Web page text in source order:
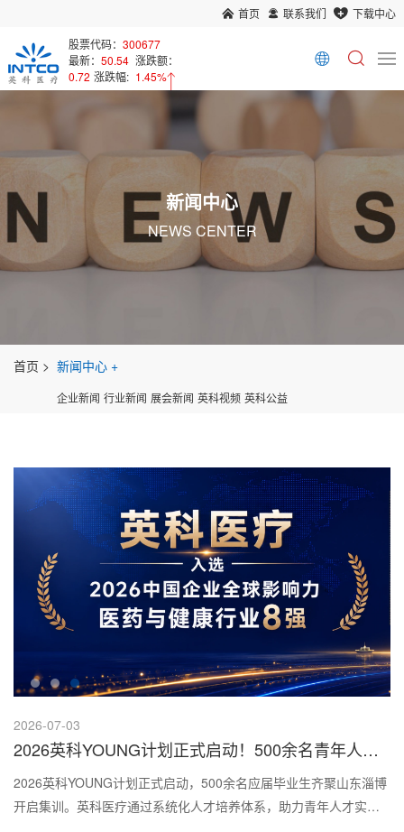
首页 联系我们
下载中心
股票代码：300677
最新：50.54 涨跌额：
0.72 涨跌幅: 1.45%
新闻中心
NEWS CENTER
首页 新闻中心
企业新闻 行业新闻 展会新闻 英科视频 英科公益
2026-07-03
2026英科YOUNG计划正式启动！500余名青年人才
集结淄博，开启成长第一课
2026英科YOUNG计划正式启动，500余名应届毕业生齐聚山东淄博
开启集训。英科医疗通过系统化人才培养体系，助力青年人才实现